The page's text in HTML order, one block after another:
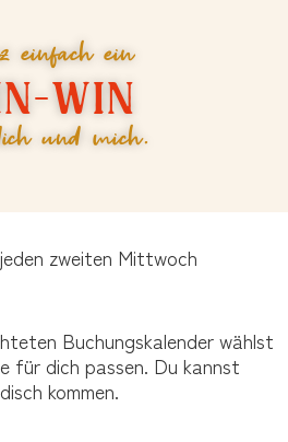
einfach ein
Win
und mich.
zweiten Mittwoch
Buchungskalender wählst
für dich passen. Du kannst
kommen.